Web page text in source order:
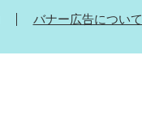
バナー広告について